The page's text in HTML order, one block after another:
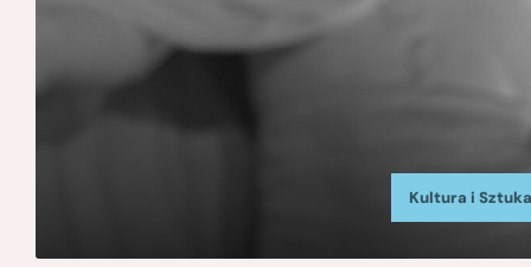
Kultura i Sztuka